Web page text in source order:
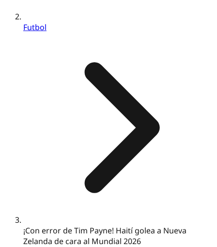
Futbol
¡Con error de Tim Payne! Haití golea a Nueva
Zelanda de cara al Mundial 2026